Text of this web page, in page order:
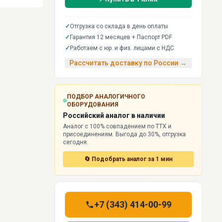
✓Отгрузка со склада в день оплаты
✓ Гарантия 12 месяцев + Паспорт PDF
✓ Работаем с юр. и физ. лицами с НДС
Рассчитать доставку по России →
ПОДБОР АНАЛОГИЧНОГО
ОБОРУДОВАНИЯ
Российский аналог в наличии
Аналог с 100% совпадением по ТТХ и
присоединениям. Выгода до 30%, отгрузка
сегодня.
🔄 Подобрать аналог за 1 мин
+7 (343) 414-00-99